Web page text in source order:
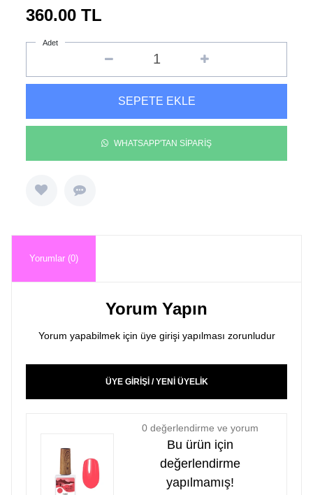
360.00TL
Adet
SEPETE EKLE
WHATSAPP'TAN SİPARİŞ
Yorumlar (0)
Yorum Yapın
Yorum yapabilmek için üye girişi yapılması zorunludur
ÜYE GİRİŞİ / YENİ ÜYELİK
0 değerlendirme ve yorum
Bu ürün için
değerlendirme
yapılmamış!